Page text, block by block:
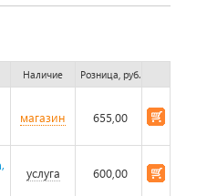
Наличие Розница, руб.
магазин 655,00
услуга 600,00